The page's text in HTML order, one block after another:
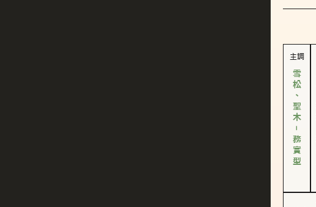
主調
雪松、聖木－務實型